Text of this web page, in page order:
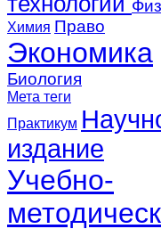
Химия Право
Экономика
Биология
Мета теги
Практикум
издание
Учебно-